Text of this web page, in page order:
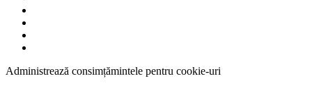
Administrează consimțămintele pentru cookie-uri